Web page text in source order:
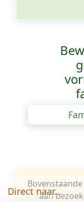
aan
Direct naar...